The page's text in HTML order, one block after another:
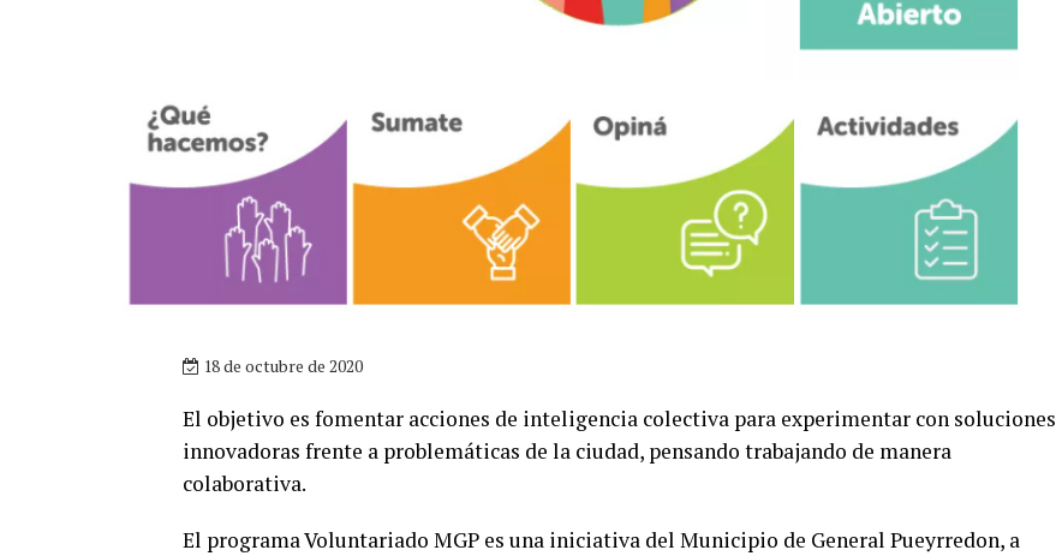
18 de octubre de 2020
El objetivo es fomentar acciones de inteligencia colectiva para experimentar con soluciones
innovadoras frente a problemáticas de la ciudad, pensando trabajando de manera
colaborativa.
El programa Voluntariado MGP es una iniciativa del Municipio de General Pueyrredon, a